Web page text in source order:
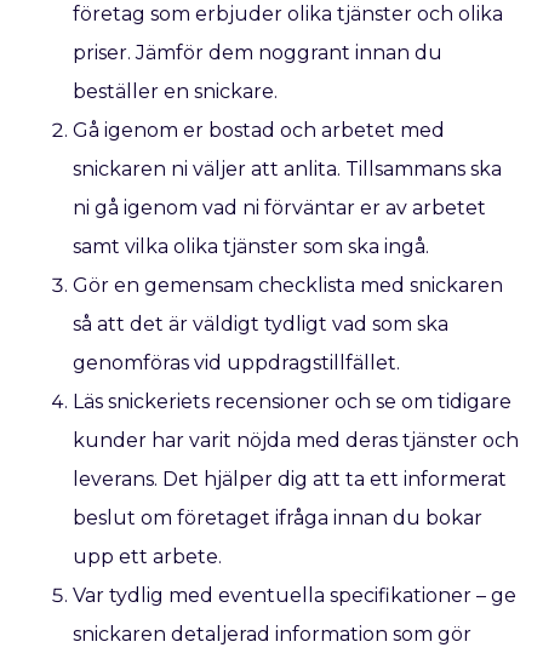
företag som erbjuder olika tjänster och olika
priser. Jämför dem noggrant innan du
beställer en snickare.
Gå igenom er bostad och arbetet med
snickaren ni väljer att anlita. Tillsammans ska
ni gå igenom vad ni förväntar er av arbetet
samt vilka olika tjänster som ska ingå.
Gör en gemensam checklista med snickaren
så att det är väldigt tydligt vad som ska
genomföras vid uppdragstillfället.
Läs snickeriets recensioner och se om tidigare
kunder har varit nöjda med deras tjänster och
leverans. Det hjälper dig att ta ett informerat
beslut om företaget ifråga innan du bokar
upp ett arbete.
Var tydlig med eventuella specifikationer – ge
snickaren detaljerad information som gör